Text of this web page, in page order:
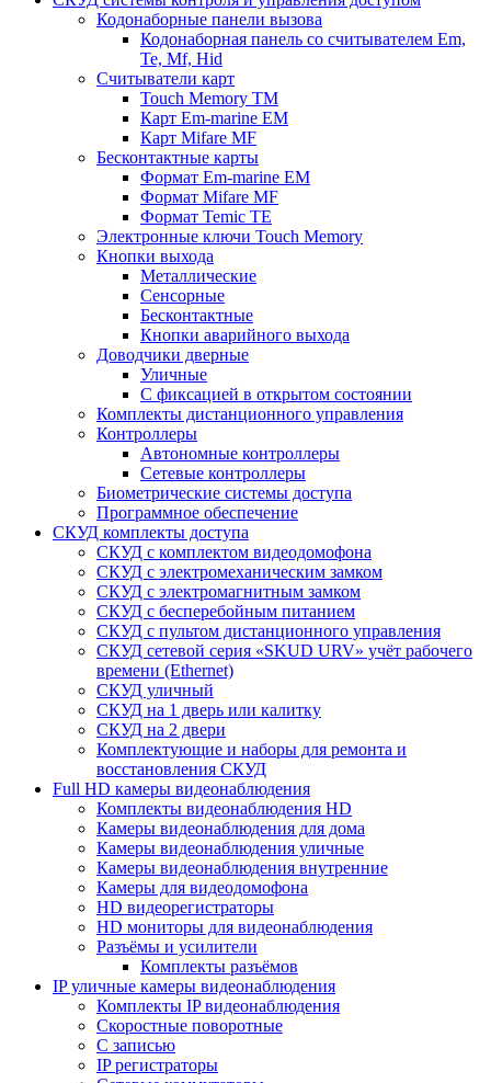
Кодонаборные панели вызова
Кодонаборная панель со считывателем Em,
Te, Mf, Hid
Считыватели карт
Touch Memory TM
Карт Em-marine EM
Карт Mifare MF
Бесконтактные карты
Формат Em-marine EM
Формат Mifare MF
Формат Temic TE
Электронные ключи Touch Memory
Кнопки выхода
Металлические
Сенсорные
Бесконтактные
Кнопки аварийного выхода
Доводчики дверные
Уличные
С фиксацией в открытом состоянии
Комплекты дистанционного управления
Контроллеры
Автономные контроллеры
Сетевые контроллеры
Биометрические системы доступа
Программное обеспечение
СКУД комплекты доступа
СКУД с комплектом видеодомофона
СКУД с электромеханическим замком
СКУД с электромагнитным замком
СКУД с бесперебойным питанием
СКУД с пультом дистанционного управления
СКУД сетевой серия «SKUD URV» учёт рабочего
времени (Ethernet)
СКУД уличный
СКУД на 1 дверь или калитку
СКУД на 2 двери
Комплектующие и наборы для ремонта и
восстановления СКУД
Full HD камеры видеонаблюдения
Комплекты видеонаблюдения HD
Камеры видеонаблюдения для дома
Камеры видеонаблюдения уличные
Камеры видеонаблюдения внутренние
Камеры для видеодомофона
HD видеорегистраторы
HD мониторы для видеонаблюдения
Разъёмы и усилители
Комплекты разъёмов
IP уличные камеры видеонаблюдения
Комплекты IP видеонаблюдения
Скоростные поворотные
С записью
IP регистраторы